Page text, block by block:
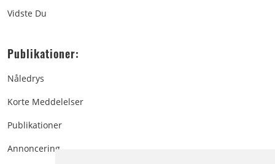
Vidste Du
Publikationer:
Nåledrys
Korte Meddelelser
Publikationer
Annoncering